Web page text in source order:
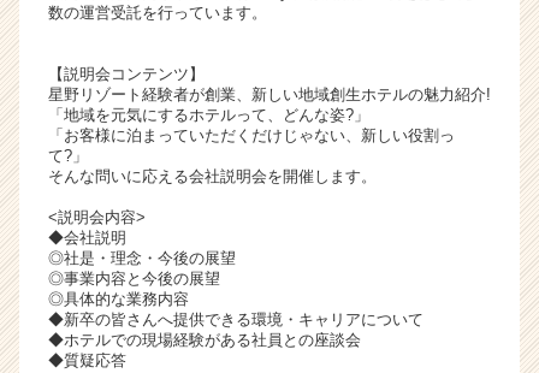
キ
ア
（C
h
e
e
a
r
e
e
数の運営受託を行っています。
【説明会コンテンツ】
星野リゾート経験者が創業、新しい地域創生ホテルの魅力紹介!
「地域を元気にするホテルって、どんな姿?」
「お客様に泊まっていただくだけじゃない、新しい役割っ
て?」
そんな問いに応える会社説明会を開催します。
<説明会内容>
◆会社説明
◎社是・理念・今後の展望
◎事業内容と今後の展望
◎具体的な業務内容
◆新卒の皆さんへ提供できる環境・キャリアについて
◆ホテルでの現場経験がある社員との座談会
◆質疑応答